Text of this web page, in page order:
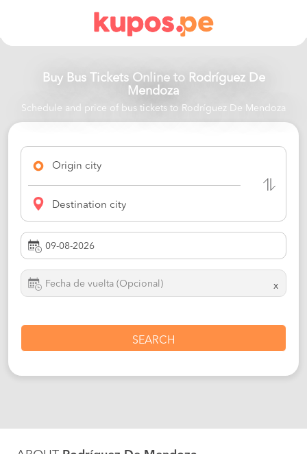
Buy Bus Tickets Online to Rodríguez De
Mendoza
Schedule and price of bus tickets to Rodríguez De Mendoza
Origin city
Destination city
x
SEARCH